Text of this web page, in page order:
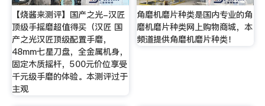
【烧酱来测评】国产之光-汉匠
顶级手摇磨超值得买（汉匠 国
产之光汉匠顶级配置手磨，
48mm七星刀盘，全金属机身，
固定木质摇杆，500元价位享受
千元级手磨的体验。本测评过于
主观
角磨机磨片种类是国内专业的角
磨机磨片种类网上购物商城，本
频道提供角磨机磨片种类！